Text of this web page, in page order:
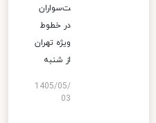
ت‌سواران
در خطوط
ویژه تهران
از شنبه
1405/05/
03